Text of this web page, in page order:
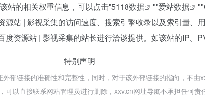
站的相关权重信息，可以点击"5118数据 ""爱站数据 ""
站 | 影视采集的访问速度、搜索引擎收录以及索引量、
资源站 | 影视采集的站长进行洽谈提供。如该站的IP、
特别声明
部链接的准确性和完整性，同时，对于该外部链接的指向，不
以直接联系网站管理员进行删除，xxv.cn网址导航不承担任何责任